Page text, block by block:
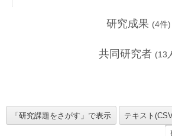
研究成果 (4件)
共同研究者 (13